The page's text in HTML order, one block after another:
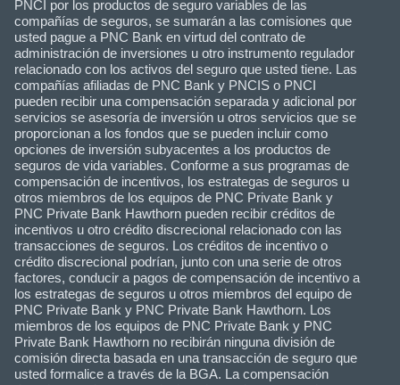
PNCI por los productos de seguro variables de las
compañías de seguros, se sumarán a las comisiones que
usted pague a PNC Bank en virtud del contrato de
administración de inversiones u otro instrumento regulador
relacionado con los activos del seguro que usted tiene. Las
compañías afiliadas de PNC Bank y PNCIS o PNCI
pueden recibir una compensación separada y adicional por
servicios se asesoría de inversión u otros servicios que se
proporcionan a los fondos que se pueden incluir como
opciones de inversión subyacentes a los productos de
seguros de vida variables. Conforme a sus programas de
compensación de incentivos, los estrategas de seguros u
otros miembros de los equipos de PNC Private Bank y
PNC Private Bank Hawthorn pueden recibir créditos de
incentivos u otro crédito discrecional relacionado con las
transacciones de seguros. Los créditos de incentivo o
crédito discrecional podrían, junto con una serie de otros
factores, conducir a pagos de compensación de incentivo a
los estrategas de seguros u otros miembros del equipo de
PNC Private Bank y PNC Private Bank Hawthorn. Los
miembros de los equipos de PNC Private Bank y PNC
Private Bank Hawthorn no recibirán ninguna división de
comisión directa basada en una transacción de seguro que
usted formalice a través de la BGA. La compensación